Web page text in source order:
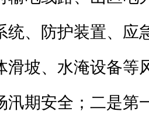
统、防护装置、应
滑坡、水淹设备等
汛期安全；二是第